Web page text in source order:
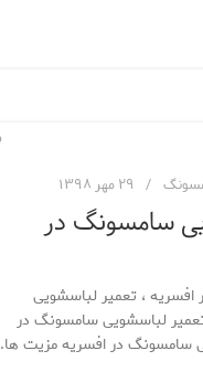
۲۹ مهر ۱۳۹۸
سامسونگ در
، تعمیر لباسشویی
لباسشویی سامسونگ در
سامسونگ در افسریه مزیت